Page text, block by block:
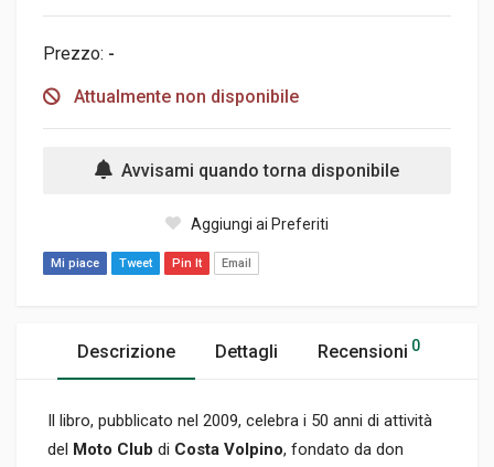
Prezzo: -
Attualmente non disponibile
Avvisami quando torna disponibile
Aggiungi ai Preferiti
Mi piace Tweet Pin It Email
Descrizione Dettagli Recensioni 0
Il libro, pubblicato nel 2009, celebra i 50 anni di attività
del Moto Club di Costa Volpino, fondato da don